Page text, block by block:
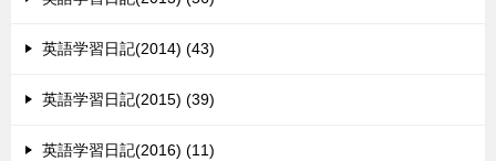
英語学習日記(2014) (43)
英語学習日記(2015) (39)
英語学習日記(2016) (11)